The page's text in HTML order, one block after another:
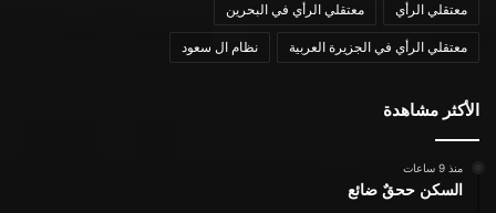
معتقلي الرأي معتقلي الرأي في البحرين
معتقلي الرأي في الجزيرة العربية نظام ال سعود
الأكثر مشاهدة
منذ 9 ساعات
السكن ححقٌ ضائع